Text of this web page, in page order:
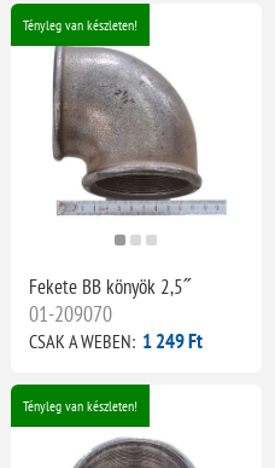
Tényleg van készleten!
Fekete BB könyök 2,5˝
01-209070
CSAK A WEBEN: 1 249 Ft
Tényleg van készleten!